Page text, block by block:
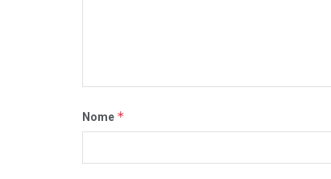
Nome *